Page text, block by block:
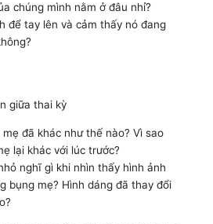
chúng mình nằm ở đâu nhỉ?
để tay lên và cảm thấy nó đang
giữa thai kỳ
đã khác như thế nào? Vì sao
lại khác với lúc trước?
nghĩ gì khi nhìn thấy hình ảnh
bụng mẹ? Hình dáng đã thay đổi